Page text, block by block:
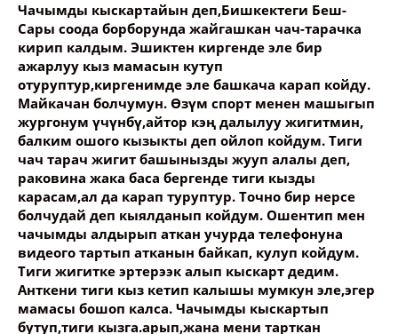
Ваше имя
Название сообщения
Опубликовать контент
Чачымды кыскартайын деп,Бишкектеги Беш-
Сары соода борборунда жайгашкан чач-тарачка
кирип калдым. Эшиктен киргенде эле бир
ажарлуу кыз мамасын кутуп
отуруптур,киргенимде эле башкача карап койду.
Майкачан болчумун. Өзүм спорт менен машыгып
жургонум үчүнбү,айтор кэң далылуу жигитмин,
балким ошого кызыкты деп ойлоп койдум. Тиги
чач тарач жигит башынызды жууп алалы деп,
раковина жака баса бергенде тиги кызды
карасам,ал да карап туруптур. Точно бир нерсе
болчудай деп кыялданып койдум. Ошентип мен
чачымды алдырып аткан учурда телефонуна
видеого тартып атканын байкап, кулуп койдум.
Тиги жигитке эртерээк алып кыскарт дедим.
Анткени тиги кыз кетип калышы мумкун эле,эгер
мамасы бошоп калса. Чачымды кыскартып
бутуп,тиги кызга.арып,жана мени тарткан